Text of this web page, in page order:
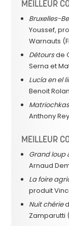
MEILLEUR
Bruxelles-
Youssef,
Warnauts
Détoursde
Serna et
Lucía en el
Benoit
Anthony
MEILLEUR
Grand loup
Arnaud
La foire
produit
Nuit chérie
Zamparutti